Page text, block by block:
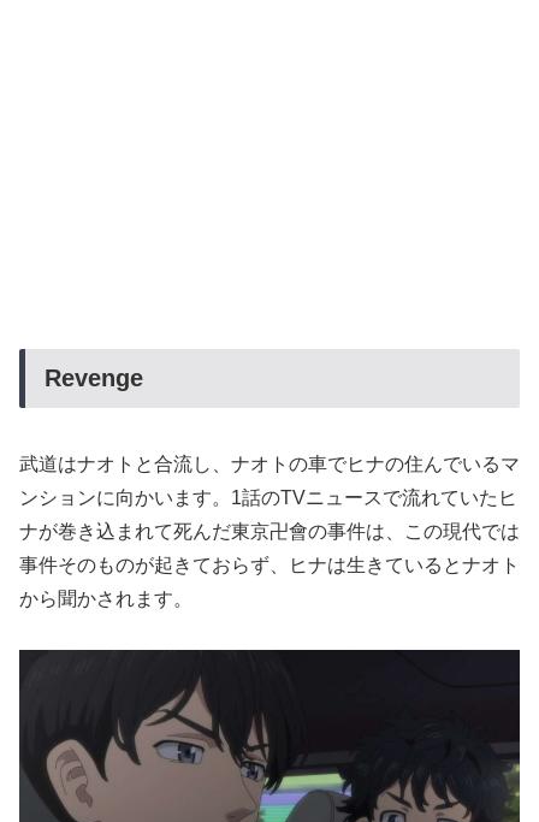
Revenge
武道はナオトと合流し、ナオトの車でヒナの住んでいるマ
ンションに向かいます。1話のTVニュースで流れていたヒ
ナが巻き込まれて死んだ東京卍會の事件は、この現代では
事件そのものが起きておらず、ヒナは生きているとナオト
から聞かされます。